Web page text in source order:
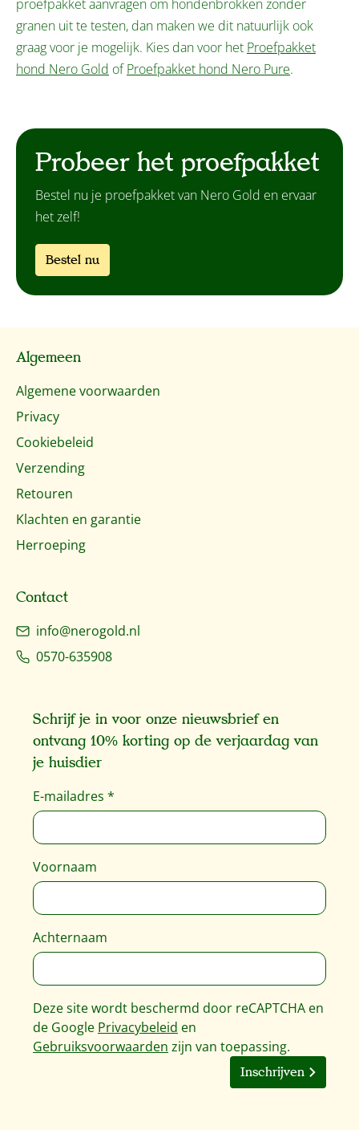
proefpakket aanvragen om hondenbrokken zonder
granen uit te testen, dan maken we dit natuurlijk ook
graag voor je mogelijk. Kies dan voor het Proefpakket
hond Nero Gold ofProefpakket hond Nero Pure.
Probeer het proefpakket
Bestel nu je proefpakket van Nero Gold en ervaar
het zelf!
Bestel nu
Algemeen
Algemene voorwaarden
Privacy
Cookiebeleid
Verzending
Retouren
Klachten en garantie
Herroeping
Contact
info@nerogold.nl
0570-635908
Schrijf je in voor onze nieuwsbrief en
ontvang 10% korting op de verjaardag van
je huisdier
E-mailadres *
Voornaam
Achternaam
Deze site wordt beschermd door reCAPTCHA en
de Google Privacybeleid en
Gebruiksvoorwaarden zijn van toepassing.
Inschrijven